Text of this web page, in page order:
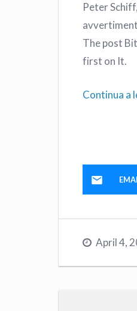
Peter
The post
first on It.
Continua a
April 4,